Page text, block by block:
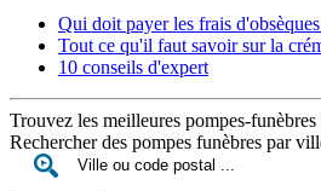
Qui doit payer les frais
Tout ce qu'il faut savoir sur la
10 conseils d'expert
Trouvez les meilleures pompes-
Rechercher des pompes funèbres par